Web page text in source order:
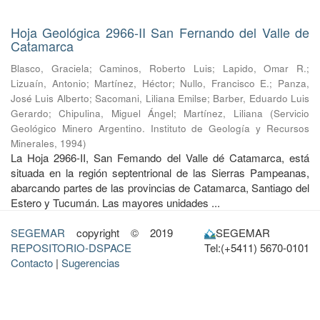
Hoja Geológica 2966-II San Fernando del Valle de
Catamarca
Blasco, Graciela;Caminos, Roberto Luis; Lapido, Omar R.;
Lizuaín, Antonio; Martínez, Héctor; Nullo, Francisco E.; Panza,
José Luis Alberto;Sacomani, Liliana Emilse; Barber, Eduardo Luis
Gerardo;Chipulina, Miguel Ángel; Martínez, Liliana (Servicio
Geológico Minero Argentino. Instituto de Geología y Recursos
Minerales, 1994)
La Hoja 2966-II, San Femando del Valle dé Catamarca, está
situada en la región septentrional de las Sierras Pampeanas,
abarcando partes de las provincias de Catamarca, Santiago del
Estero y Tucumán. Las mayores unidades ...
SEGEMAR copyright © 2019
REPOSITORIO-DSPACE
Contacto | Sugerencias
SEGEMAR
Tel:(+5411) 5670-0101